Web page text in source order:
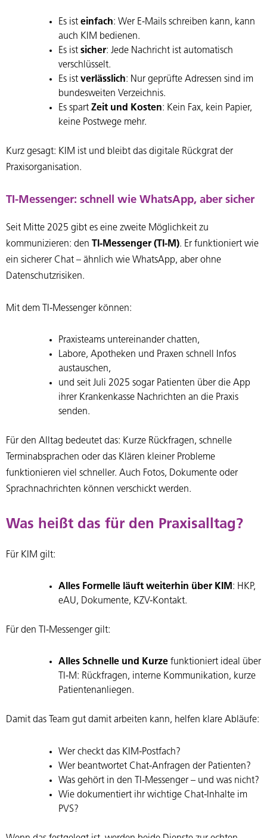
Es ist einfach: Wer E-Mails schreiben kann, kann
auch KIM bedienen.
Es ist sicher: Jede Nachricht ist automatisch
verschlüsselt.
Es ist verlässlich: Nur geprüfte Adressen sind im
bundesweiten Verzeichnis.
Es spart Zeit und Kosten: Kein Fax, kein Papier,
keine Postwege mehr.
Kurz gesagt: KIM ist und bleibt das digitale Rückgrat der
Praxisorganisation.
TI-Messenger: schnell wie WhatsApp, aber sicher
Seit Mitte 2025 gibt es eine zweite Möglichkeit zu
kommunizieren: den TI-Messenger (TI-M). Er funktioniert wie
ein sicherer Chat – ähnlich wie WhatsApp, aber ohne
Datenschutzrisiken.
Mit dem TI-Messenger können:
Praxisteams untereinander chatten,
Labore, Apotheken und Praxen schnell Infos
austauschen,
und seit Juli 2025 sogar Patienten über die App
ihrer Krankenkasse Nachrichten an die Praxis
senden.
Für den Alltag bedeutet das: Kurze Rückfragen, schnelle
Terminabsprachen oder das Klären kleiner Probleme
funktionieren viel schneller. Auch Fotos, Dokumente oder
Sprachnachrichten können verschickt werden.
Was heißt das für den Praxisalltag?
Für KIM gilt:
Alles Formelle läuft weiterhin über KIM: HKP,
eAU, Dokumente, KZV-Kontakt.
Für den TI-Messenger gilt:
Alles Schnelle und Kurze funktioniert ideal über
TI-M: Rückfragen, interne Kommunikation, kurze
Patientenanliegen.
Damit das Team gut damit arbeiten kann, helfen klare Abläufe:
Wer checkt das KIM-Postfach?
Wer beantwortet Chat-Anfragen der Patienten?
Was gehört in den TI-Messenger – und was nicht?
Wie dokumentiert ihr wichtige Chat-Inhalte im
PVS?